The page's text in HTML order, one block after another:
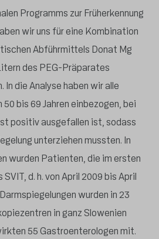
Programms zur Früherkennung
wir uns für eine Kombination
Abführmittels Donat Mg
des PEG-Präparates
die Analyse haben wir alle
bis 69 Jahren einbezogen, bei
positiv ausgefallen ist, sodass
unterziehen mussten. In
wurden Patienten, die im ersten
d. h. von April 2009 bis April
wurden in 23
in ganz Slowenien
55 Gastroenterologen mit.